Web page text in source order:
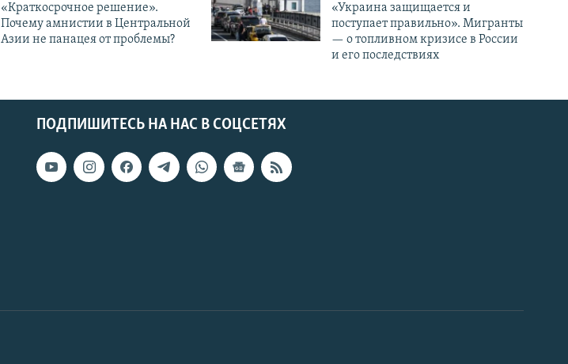
«Краткосрочное решение».
Почему амнистии в Центральной
Азии не панацея от проблемы?
«Украина защищается и
поступает правильно». Мигранты
— о топливном кризисе в России
и его последствиях
ПОДПИШИТЕСЬ НА НАС В СОЦСЕТЯХ